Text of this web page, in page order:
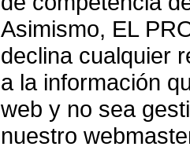
Asimismo, EL
declina cualquier
a la información
web y no sea
nuestro